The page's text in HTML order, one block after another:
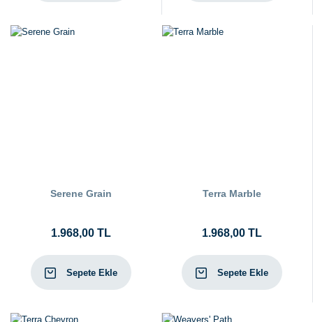
Serene Grain
1.968,00 TL
Sepete Ekle
Terra Marble
1.968,00 TL
Sepete Ekle